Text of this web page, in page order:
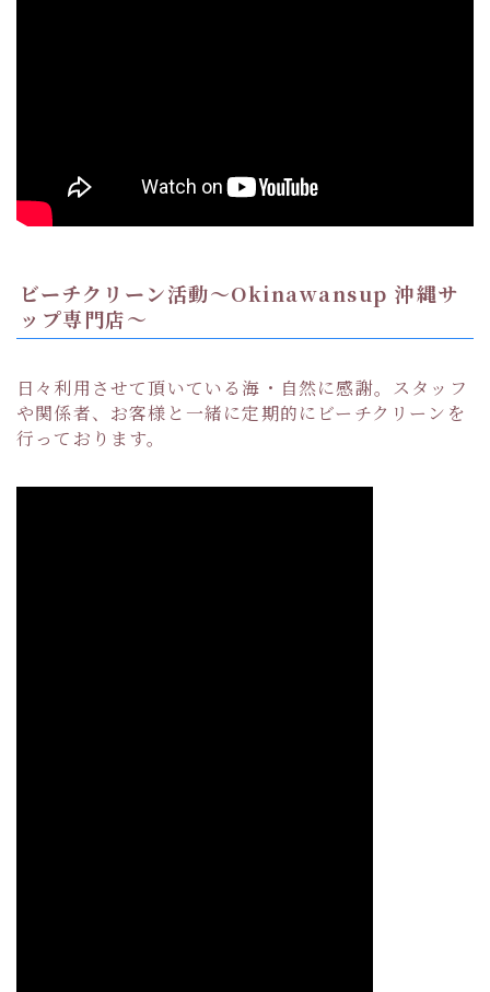
ビーチクリーン活動〜Okinawansup 沖縄サ
ップ専門店〜
日々利用させて頂いている海・自然に感謝。スタッフ
や関係者、お客様と一緒に定期的にビーチクリーンを
行っております。